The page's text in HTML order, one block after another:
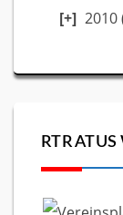
2010
RTR